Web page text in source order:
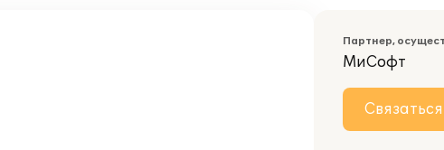
Партнер,
МиСофт
Связаться